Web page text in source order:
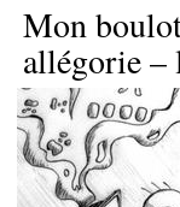
Mon
allégorie –